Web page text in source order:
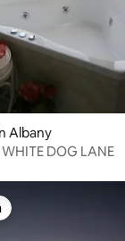
Albany
WHITE DOG LANE